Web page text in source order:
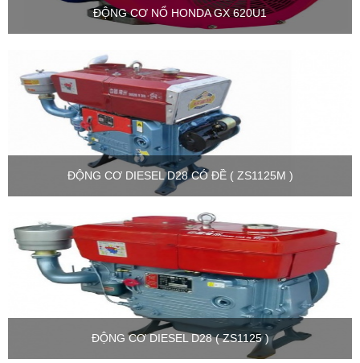
ĐỘNG CƠ NỔ HONDA GX 620U1
ĐỘNG CƠ DIESEL D28 CÓ ĐỀ ( ZS1125M )
ĐỘNG CƠ DIESEL D28 ( ZS1125 )